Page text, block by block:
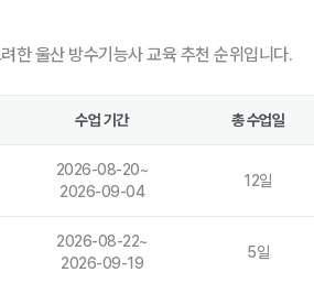
한 울산 방수기능사 교육 추천 순위입니다.
수업 기간 총 수업일
2026-08-20~
2026-09-04
12일
2026-08-22~
2026-09-19
5일